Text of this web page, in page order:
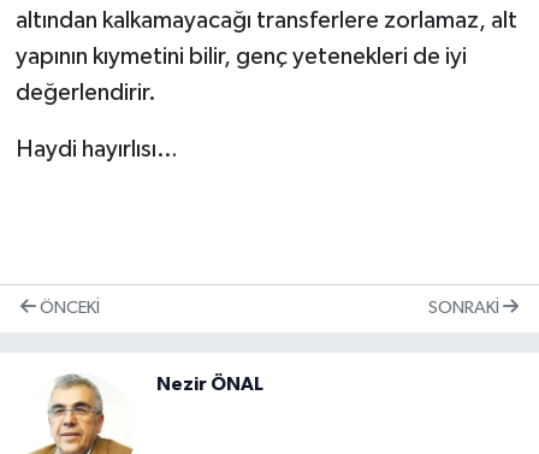
altından kalkamayacağı transferlere zorlamaz, alt
yapının kıymetini bilir, genç yetenekleri de iyi
değerlendirir.
Haydi hayırlısı…
ÖNCEKI SONRAKI
Nezir ÖNAL